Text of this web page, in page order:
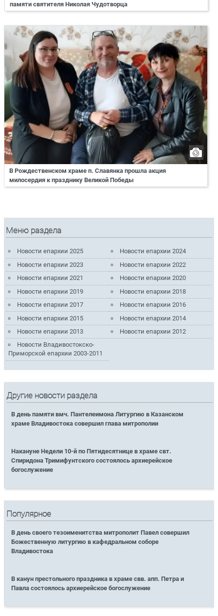
памяти святителя Николая Чудотворца
В Рождественском храме п. Славянка прошла акция
милосердия к празднику Великой Победы
Меню раздела
Новости епархии 2025
Новости епархии 2024
Новости епархии 2023
Новости епархии 2022
Новости епархии 2021
Новости епархии 2020
Новости епархии 2019
Новости епархии 2018
Новости епархии 2017
Новости епархии 2016
Новости епархии 2015
Новости епархии 2014
Новости епархии 2013
Новости епархии 2012
Новости Владивостокско-
Приморской епархии 2003-2011
Другие новости раздела
В день памяти вмч. Пантелеимона Литургию в Казанском
храме Владивостока совершил глава митрополии
Накануне Недели 10-й по Пятидесятнице в храме свт.
Спиридона Тримифунтского состоялось архиерейское
богослужение
Популярное
В день своего тезоименитства митрополит Павел совершил
Божественную литургию в кафедральном соборе
Владивостока
В канун престольного праздника в храме свв. апп. Петра и
Павла состоялось архиерейское богослужение